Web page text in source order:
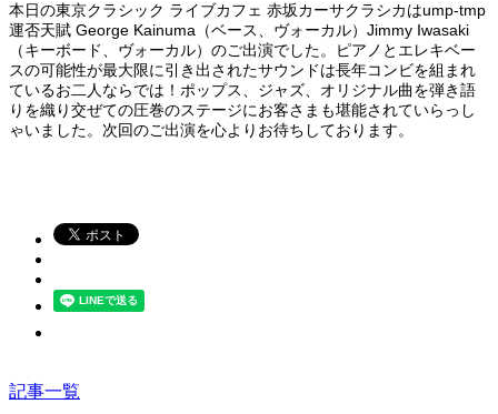
本日の東京クラシック ライブカフェ 赤坂カーサクラシカはump-tmp
運否天賦 George Kainuma（ベース、ヴォーカル）Jimmy Iwasaki
（キーボード、ヴォーカル）のご出演でした。ピアノとエレキベー
スの可能性が最大限に引き出されたサウンドは長年コンビを組まれ
ているお二人ならでは！ポップス、ジャズ、オリジナル曲を弾き語
りを織り交ぜての圧巻のステージにお客さまも堪能されていらっし
ゃいました。次回のご出演を心よりお待ちしております。
記事一覧